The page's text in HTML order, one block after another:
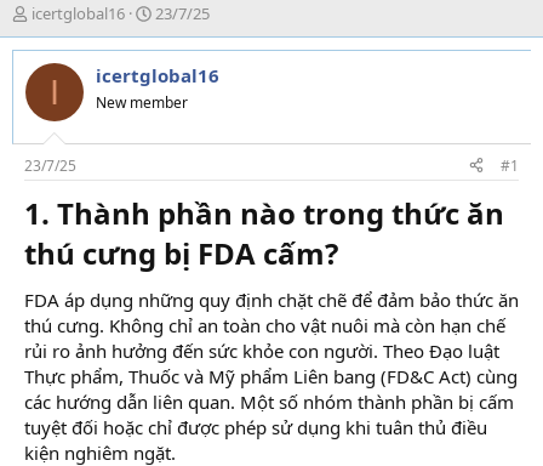
T
h
r
e
d
s
t
a
r
t
e
icertglobal16
N
g
à
y
g
i
23/7/25
I icertglobal16
New member
23/7/25 #1
1. Thành phần nào trong thức ăn
thú cưng bị FDA cấm?
FDA áp dụng những quy định chặt chẽ để đảm bảo thức ăn
thú cưng. Không chỉ an toàn cho vật nuôi mà còn hạn chế
rủi ro ảnh hưởng đến sức khỏe con người. Theo Đạo luật
Thực phẩm, Thuốc và Mỹ phẩm Liên bang (FD&C Act) cùng
các hướng dẫn liên quan. Một số nhóm thành phần bị cấm
tuyệt đối hoặc chỉ được phép sử dụng khi tuân thủ điều
kiện nghiêm ngặt.